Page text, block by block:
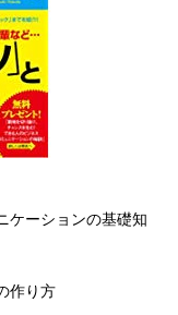
ーションの基礎知
作り方